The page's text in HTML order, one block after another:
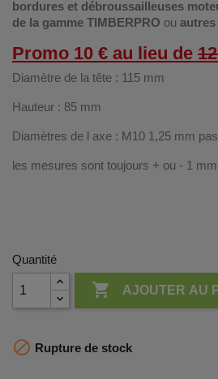
bordures et débroussailleuses
de la gamme TIMBERPRO ou autres
Promo 10 € au lieu de
Diamètre de la tête : 115 mm
Hauteur : 85 mm
Diamètres de l axe : M10 1,25 mm
les mesures sont toujours + ou - 1 mm
Quantité
 AJOUTER AU
 Rupture de stock